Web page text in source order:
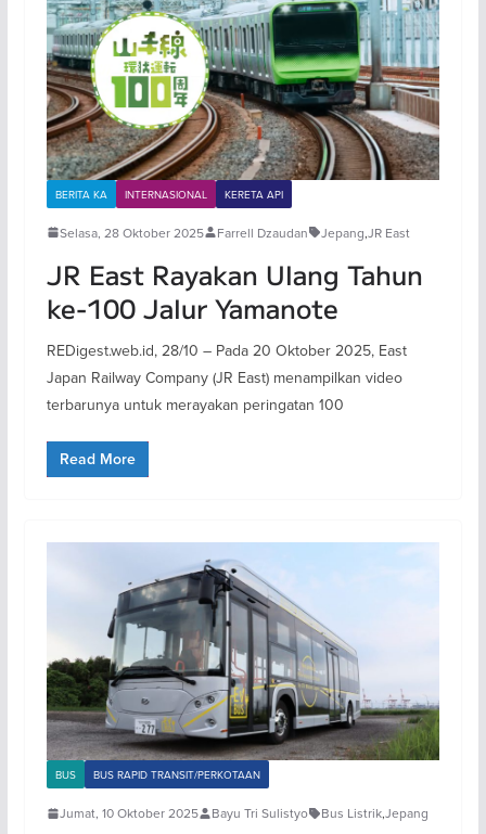
BERITA KA INTERNASIONAL KERETA API
Selasa, 28 Oktober 2025 Farrell Dzaudan Jepang,JR East
JR East Rayakan Ulang Tahun
ke-100 Jalur Yamanote
REDigest.web.id, 28/10 – Pada 20 Oktober 2025, East
Japan Railway Company (JR East) menampilkan video
terbarunya untuk merayakan peringatan 100
Read More
BUS BUS RAPID TRANSIT/PERKOTAAN
Jumat, 10 Oktober 2025 Bayu Tri Sulistyo Bus Listrik,Jepang